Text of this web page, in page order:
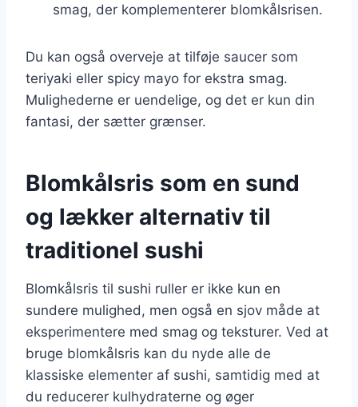
smag, der komplementerer blomkålsrisen.
Du kan også overveje at tilføje saucer som
teriyaki eller spicy mayo for ekstra smag.
Mulighederne er uendelige, og det er kun din
fantasi, der sætter grænser.
Blomkålsris som en sund
og lækker alternativ til
traditionel sushi
Blomkålsris til sushi ruller er ikke kun en
sundere mulighed, men også en sjov måde at
eksperimentere med smag og teksturer. Ved at
bruge blomkålsris kan du nyde alle de
klassiske elementer af sushi, samtidig med at
du reducerer kulhydraterne og øger